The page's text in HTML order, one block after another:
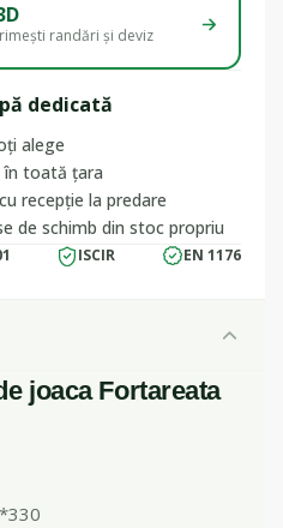
randări și deviz
dedicată
alege
în toată țara
recepție la predare
de schimb din stoc propriu
ISCIR EN 1176
joaca Fortareata